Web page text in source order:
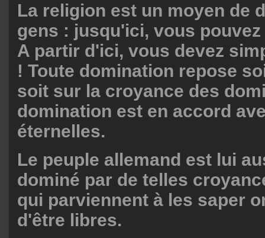
La religion est un moyen de
gens : jusqu'ici, vous
A partir d'ici, vous devez
! Toute domination repose
soit sur la croyance des
domination est en accord
éternelles.
Le peuple allemand est lui
dominé par de telles
qui parviennent à les saper
d'être libres.